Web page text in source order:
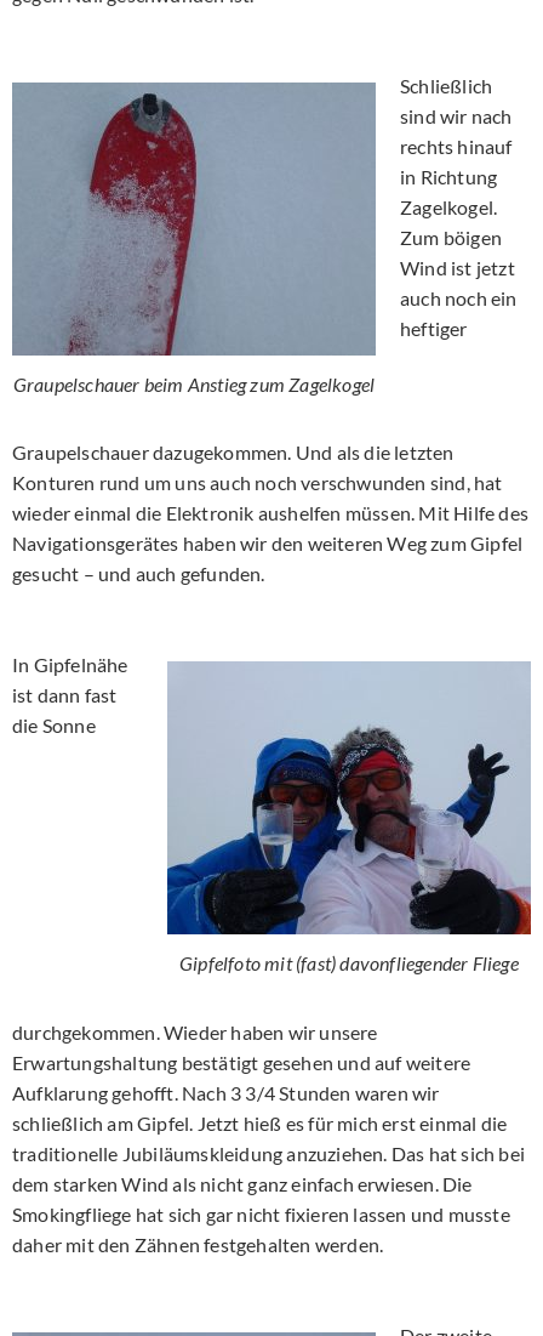
Graupelschauer beim Anstieg zum Zagelkogel
Schließlich
sind wir nach
rechts hinauf
in Richtung
Zagelkogel.
Zum böigen
Wind ist jetzt
auch noch ein
heftiger
Graupelschauer dazugekommen. Und als die letzten
Konturen rund um uns auch noch verschwunden sind, hat
wieder einmal die Elektronik aushelfen müssen. Mit Hilfe des
Navigationsgerätes haben wir den weiteren Weg zum Gipfel
gesucht – und auch gefunden.
Gipfelfoto mit (fast) davonfliegender Fliege
In Gipfelnähe
ist dann fast
die Sonne
durchgekommen. Wieder haben wir unsere
Erwartungshaltung bestätigt gesehen und auf weitere
Aufklarung gehofft. Nach 3 3/4 Stunden waren wir
schließlich am Gipfel. Jetzt hieß es für mich erst einmal die
traditionelle Jubiläumskleidung anzuziehen. Das hat sich bei
dem starken Wind als nicht ganz einfach erwiesen. Die
Smokingfliege hat sich gar nicht fixieren lassen und musste
daher mit den Zähnen festgehalten werden.